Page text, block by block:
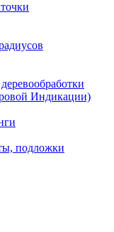
Индикации)
подложки